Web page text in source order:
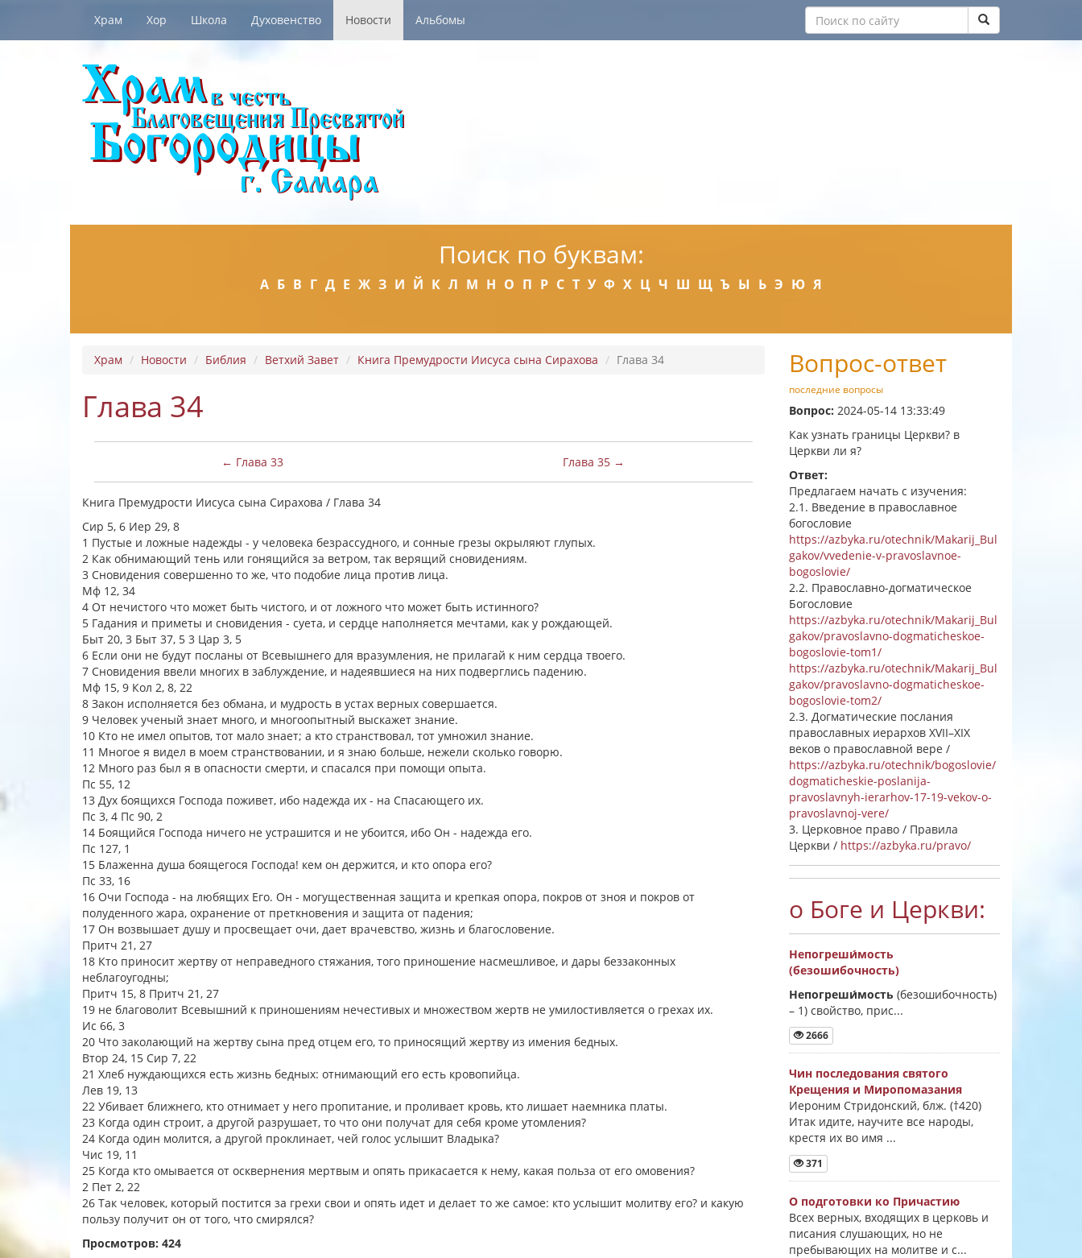
Храм Хор Школа Духовенство Новости Альбомы
Поиск по буквам:
А Б В Г Д Е Ж З И Й К Л М Н О П Р С Т У Ф Х Ц Ч Ш Щ Ъ Ы Ь Э Ю Я
Храм Новости Библия Ветхий Завет Книга Премудрости Иисуса сына Сирахова Глава 34
Глава 34
← Глава 33 Глава 35 →
Книга Премудрости Иисуса сына Сирахова / Глава 34
Сир 5, 6 Иер 29, 8
1 Пустые и ложные надежды - у человека безрассудного, и сонные грезы окрыляют глупых.
2 Как обнимающий тень или гонящийся за ветром, так верящий сновидениям.
3 Сновидения совершенно то же, что подобие лица против лица.
Мф 12, 34
4 От нечистого что может быть чистого, и от ложного что может быть истинного?
5 Гадания и приметы и сновидения - суета, и сердце наполняется мечтами, как у рождающей.
Быт 20, 3 Быт 37, 5 3 Цар 3, 5
6 Если они не будут посланы от Всевышнего для вразумления, не прилагай к ним сердца твоего.
7 Сновидения ввели многих в заблуждение, и надеявшиеся на них подверглись падению.
Мф 15, 9 Кол 2, 8, 22
8 Закон исполняется без обмана, и мудрость в устах верных совершается.
9 Человек ученый знает много, и многоопытный выскажет знание.
10 Кто не имел опытов, тот мало знает; а кто странствовал, тот умножил знание.
11 Многое я видел в моем странствовании, и я знаю больше, нежели сколько говорю.
12 Много раз был я в опасности смерти, и спасался при помощи опыта.
Пс 55, 12
13 Дух боящихся Господа поживет, ибо надежда их - на Спасающего их.
Пс 3, 4 Пс 90, 2
14 Боящийся Господа ничего не устрашится и не убоится, ибо Он - надежда его.
Пс 127, 1
15 Блаженна душа боящегося Господа! кем он держится, и кто опора его?
Пс 33, 16
16 Очи Господа - на любящих Его. Он - могущественная защита и крепкая опора, покров от зноя и покров от
полуденного жара, охранение от преткновения и защита от падения;
17 Он возвышает душу и просвещает очи, дает врачевство, жизнь и благословение.
Притч 21, 27
18 Кто приносит жертву от неправедного стяжания, того приношение насмешливое, и дары беззаконных
неблагоугодны;
Притч 15, 8 Притч 21, 27
19 не благоволит Всевышний к приношениям нечестивых и множеством жертв не умилостивляется о грехах их.
Ис 66, 3
20 Что заколающий на жертву сына пред отцем его, то приносящий жертву из имения бедных.
Втор 24, 15 Сир 7, 22
21 Хлеб нуждающихся есть жизнь бедных: отнимающий его есть кровопийца.
Лев 19, 13
22 Убивает ближнего, кто отнимает у него пропитание, и проливает кровь, кто лишает наемника платы.
23 Когда один строит, а другой разрушает, то что они получат для себя кроме утомления?
24 Когда один молится, а другой проклинает, чей голос услышит Владыка?
Чис 19, 11
25 Когда кто омывается от осквернения мертвым и опять прикасается к нему, какая польза от его омовения?
2 Пет 2, 22
26 Так человек, который постится за грехи свои и опять идет и делает то же самое: кто услышит молитву его? и какую
пользу получит он от того, что смирялся?
Просмотров: 424
Вопрос-ответ
последние вопросы
Вопрос: 2024-05-14 13:33:49
Как узнать границы Церкви? в
Церкви ли я?
Ответ:
Предлагаем начать с изучения:
2.1. Введение в православное
богословие
https://azbyka.ru/otechnik/Makarij_Bul
gakov/vvedenie-v-pravoslavnoe-
bogoslovie/
2.2. Православно-догматическое
Богословие
https://azbyka.ru/otechnik/Makarij_Bul
gakov/pravoslavno-dogmaticheskoe-
bogoslovie-tom1/
https://azbyka.ru/otechnik/Makarij_Bul
gakov/pravoslavno-dogmaticheskoe-
bogoslovie-tom2/
2.3. Догматические послания
православных иерархов XVII–XIX
веков о православной вере /
https://azbyka.ru/otechnik/bogoslovie/
dogmaticheskie-poslanija-
pravoslavnyh-ierarhov-17-19-vekov-o-
pravoslavnoj-vere/
3. Церковное право / Правила
Церкви / https://azbyka.ru/pravo/
о Боге и Церкви:
Непогреши́мость
(безошибочность)
Непогреши́мость (безошибочность)
–1) свойство, прис...
2666
Чин последования святого
Крещения и Миропомазания
Иероним Стридонский, блж. (†420)
Итак идите, научите все народы,
крестя их во имя ...
371
О подготовки ко Причастию
Всех верных, входящих в церковь и
писания слушающих, но не
пребывающих на молитве и с...